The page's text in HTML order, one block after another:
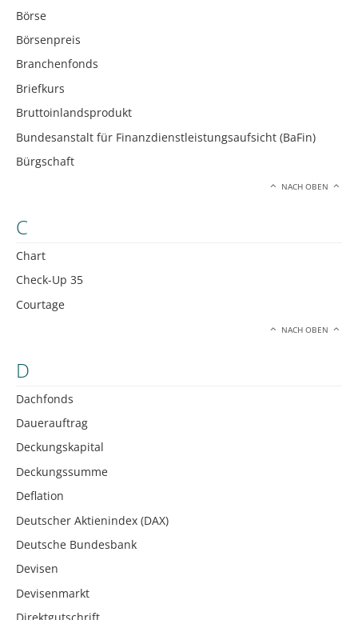
Börse
Börsenpreis
Branchenfonds
Briefkurs
Bruttoinlandsprodukt
Bundesanstalt für Finanzdienstleistungsaufsicht (BaFin)
Bürgschaft
NACH OBEN
C
Chart
Check-Up 35
Courtage
NACH OBEN
D
Dachfonds
Dauerauftrag
Deckungskapital
Deckungssumme
Deflation
Deutscher Aktienindex (DAX)
Deutsche Bundesbank
Devisen
Devisenmarkt